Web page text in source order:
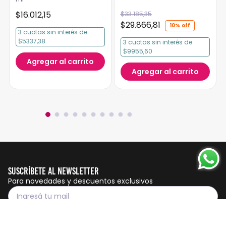
$16.012,15
3 cuotas sin interés de
$5337,38
Agregar al carrito
10%
$33.185,35
$29.866,81
3 cuotas sin interés de
$9955,60
Agregar al carrito
Suscríbete al Newsletter
Para novedades y descuentos exclusivos